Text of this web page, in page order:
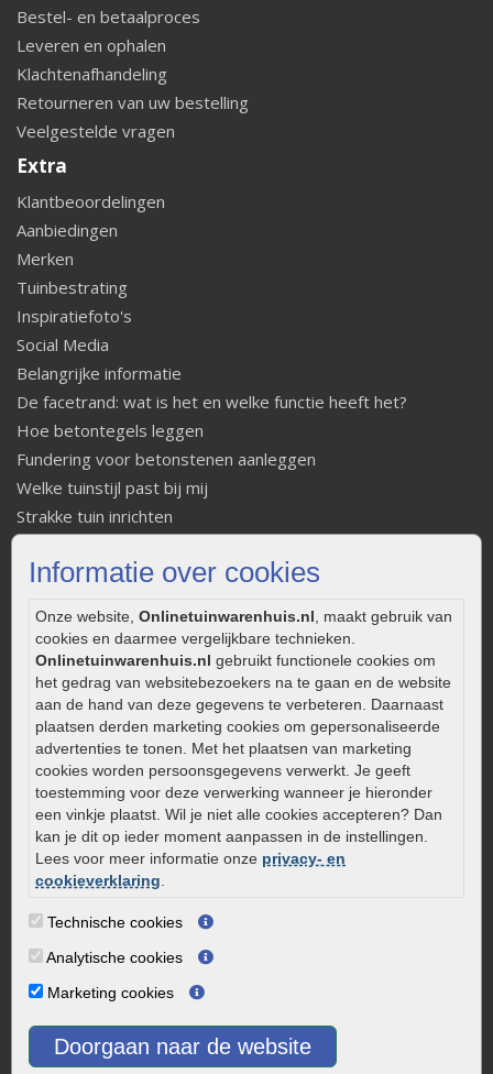
Informatie over cookies
Onze website, Onlinetuinwarenhuis.nl, maakt gebruik van
cookies en daarmee vergelijkbare technieken.
Onlinetuinwarenhuis.nl gebruikt functionele cookies om
het gedrag van websitebezoekers na te gaan en de website
aan de hand van deze gegevens te verbeteren. Daarnaast
plaatsen derden marketing cookies om gepersonaliseerde
advertenties te tonen. Met het plaatsen van marketing
cookies worden persoonsgegevens verwerkt. Je geeft
toestemming voor deze verwerking wanneer je hieronder
een vinkje plaatst. Wil je niet alle cookies accepteren? Dan
kan je dit op ieder moment aanpassen in de instellingen.
Lees voor meer informatie onze privacy- en
cookieverklaring.
Technische cookies
Analytische cookies
Marketing cookies
Doorgaan naar de website
Bestel- en betaalproces
Leveren en ophalen
Klachtenafhandeling
Retourneren van uw bestelling
Veelgestelde vragen
Extra
Klantbeoordelingen
Aanbiedingen
Merken
Tuinbestrating
Inspiratiefoto's
Social Media
Belangrijke informatie
De facetrand: wat is het en welke functie heeft het?
Hoe betontegels leggen
Fundering voor betonstenen aanleggen
Welke tuinstijl past bij mij
Strakke tuin inrichten
Onderhoud van gebakken bestrating
Zelf een terras aanleggen
Kleine stadstuin inrichten
0320 – 219170
Kaapstanderweg 41
8243 RB Lelystad
info@onlinetuinwarenhuis.nl
Routebeschrijving
Openingstijden
Maandag
Dinsdag
Woensdag
Donderdag
Vrijdag
Zaterdag
08:00 - 15.00
Zondag
Gesloten